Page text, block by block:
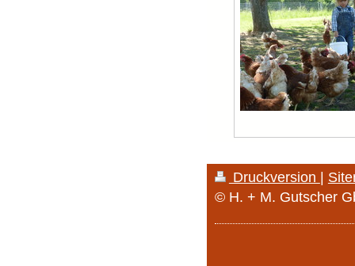
Druckversion
© H. + M. Gutscher